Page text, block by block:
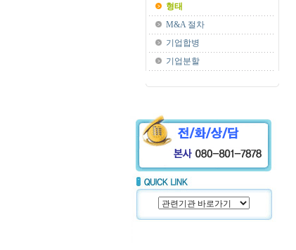
형태
M&A 절차
기업합병
기업분할